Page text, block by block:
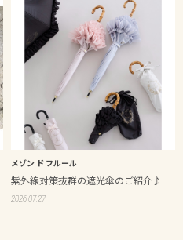
メゾン ド フルール
紫外線対策抜群の遮光傘のご紹介♪
2026.07.27